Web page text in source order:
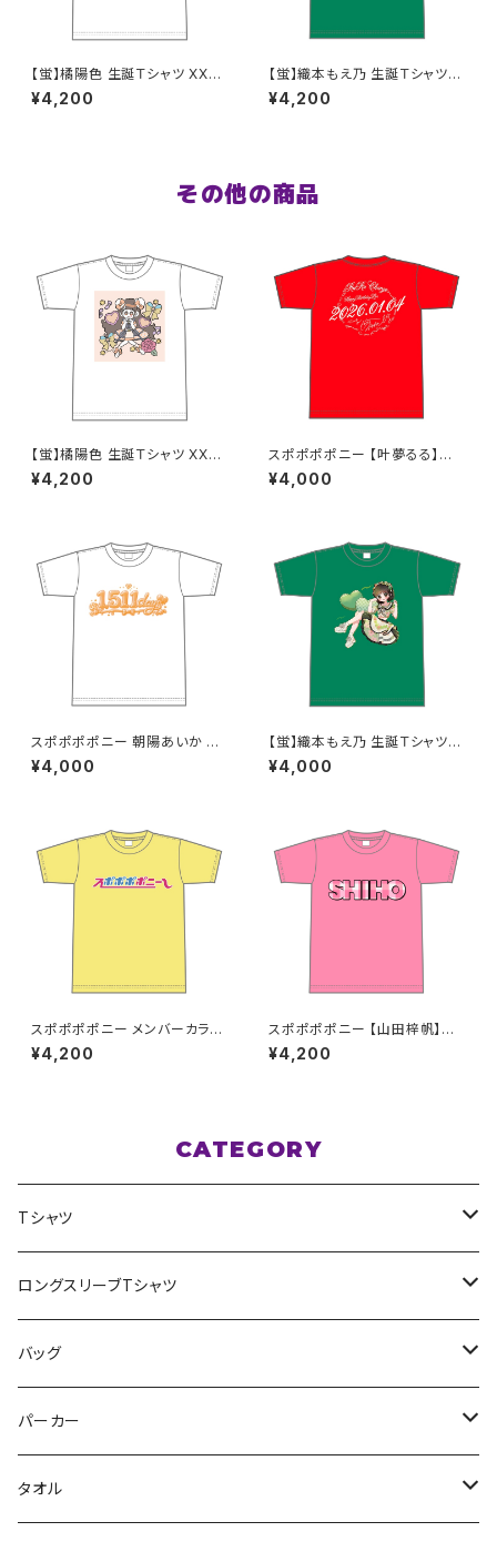
【蛍】橘陽色 生誕Ｔシャツ XX
L〜XXXLサイズ
¥4,200
【蛍】織本もえ乃 生誕Ｔシャツ2
025 XXL〜XXXLサイズ
¥4,200
その他の商品
【蛍】橘陽色 生誕Ｔシャツ XX
L〜XXXLサイズ
¥4,200
スポポポポニー 【叶夢るる】生
誕祭Tシャツ レッド S〜XLサイ
ズ
¥4,000
スポポポポニー 朝陽あいか 卒
業記念Tシャツ S〜XLサイズ
¥4,000
【蛍】織本もえ乃 生誕Ｔシャツ2
025 M〜XLサイズ
¥4,000
スポポポポニー メンバーカラー
シンプルデザイン ロゴTシャツ
イエロー XXL〜XXXLサイズ
¥4,200
スポポポポニー 【山田梓帆】生
誕祭Tシャツ XXL〜XXXLサイ
ズ
¥4,200
CATEGORY
Tシャツ
スポポポポニー
花いろは
Milky✳︎Sphene
シークレットシャノワール
ロングスリーブTシャツ
HIGH HIGH BEAM
Milky✳︎Sphene
バッグ
サコッシュ
パーカー
スポポポポニー
タオル